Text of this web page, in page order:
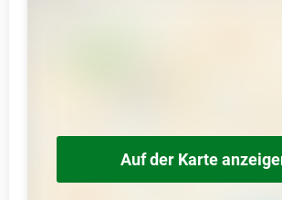
Auf der Karte